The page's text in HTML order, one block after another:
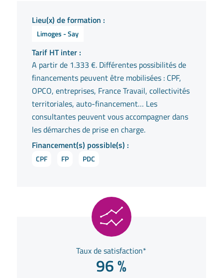
Lieu(x) de formation :
Limoges - Say
Tarif HT inter :
A partir de 1.333 €. Différentes possibilités de
financements peuvent être mobilisées : CPF,
OPCO, entreprises, France Travail, collectivités
territoriales, auto-financement… Les
consultantes peuvent vous accompagner dans
les démarches de prise en charge.
Financement(s) possible(s) :
CPF FP PDC
Taux de satisfaction*
96 %